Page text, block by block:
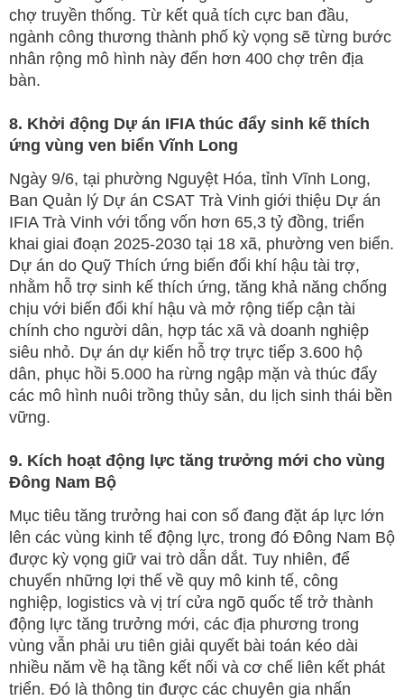
chợ truyền thống. Từ kết quả tích cực ban đầu,
ngành công thương thành phố kỳ vọng sẽ từng bước
nhân rộng mô hình này đến hơn 400 chợ trên địa
bàn.
8. Khởi động Dự án IFIA thúc đẩy sinh kế thích
ứng vùng ven biển Vĩnh Long
Ngày 9/6, tại phường Nguyệt Hóa, tỉnh Vĩnh Long,
Ban Quản lý Dự án CSAT Trà Vinh giới thiệu Dự án
IFIA Trà Vinh với tổng vốn hơn 65,3 tỷ đồng, triển
khai giai đoạn 2025-2030 tại 18 xã, phường ven biển.
Dự án do Quỹ Thích ứng biến đổi khí hậu tài trợ,
nhằm hỗ trợ sinh kế thích ứng, tăng khả năng chống
chịu với biến đổi khí hậu và mở rộng tiếp cận tài
chính cho người dân, hợp tác xã và doanh nghiệp
siêu nhỏ. Dự án dự kiến hỗ trợ trực tiếp 3.600 hộ
dân, phục hồi 5.000 ha rừng ngập mặn và thúc đẩy
các mô hình nuôi trồng thủy sản, du lịch sinh thái bền
vững.
9. Kích hoạt động lực tăng trưởng mới cho vùng
Đông Nam Bộ
Mục tiêu tăng trưởng hai con số đang đặt áp lực lớn
lên các vùng kinh tế động lực, trong đó Đông Nam Bộ
được kỳ vọng giữ vai trò dẫn dắt. Tuy nhiên, để
chuyển những lợi thế về quy mô kinh tế, công
nghiệp, logistics và vị trí cửa ngõ quốc tế trở thành
động lực tăng trưởng mới, các địa phương trong
vùng vẫn phải ưu tiên giải quyết bài toán kéo dài
nhiều năm về hạ tầng kết nối và cơ chế liên kết phát
triển. Đó là thông tin được các chuyên gia nhấn